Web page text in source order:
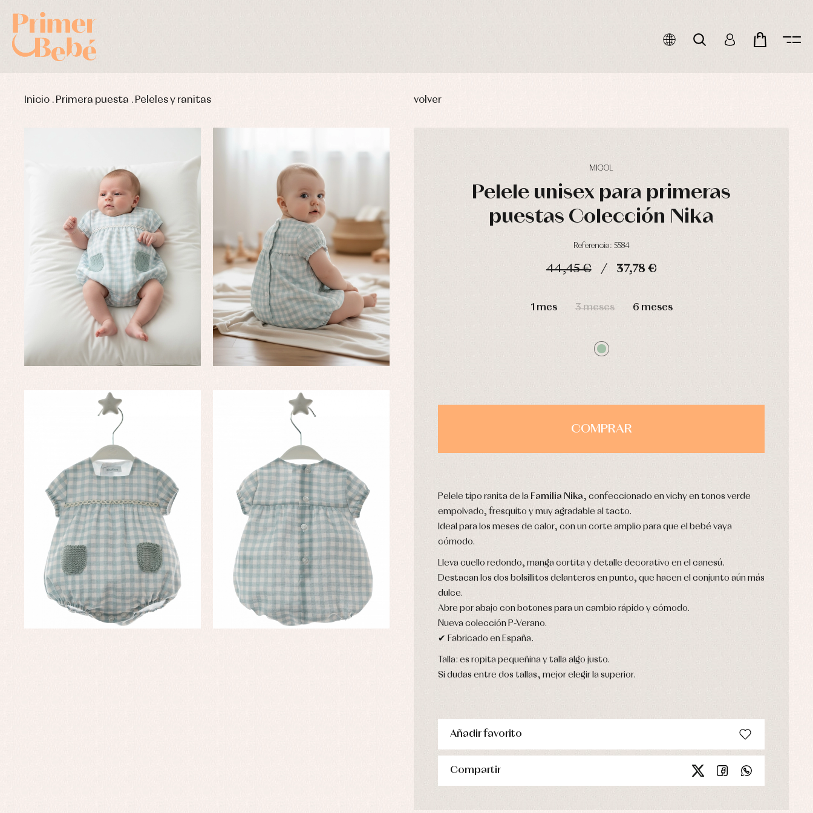
Inicio . Primera puesta . Peleles y ranitas volver
MICOL
Pelele unisex para primeras
puestas Colección Nika
Referencia: 5584
44,45 € 37,78 €
1 mes 3 meses 6 meses
COMPRAR
Pelele tipo ranita de la Familia Nika , confeccionado en vichy en tonos verde
empolvado, fresquito y muy agradable al tacto.
Ideal para los meses de calor, con un corte amplio para que el bebé vaya
cómodo.
Lleva cuello redondo, manga cortita y detalle decorativo en el canesú.
Destacan los dos bolsillitos delanteros en punto, que hacen el conjunto aún más
dulce.
Abre por abajo con botones para un cambio rápido y cómodo.
Nueva colección P-Verano.
✔ Fabricado en España.
Talla: es ropita pequeñina y talla algo justo.
Si dudas entre dos tallas, mejor elegir la superior.
Añadir favorito
Compartir
Complementos de bautizo
Conjuntos
Peleles y ranitas
Conjuntos
Faldones de bebé
Peleles y ranitas
Ropa interior, bodys,
pijamas...
Blusas y camisas
Chaquetas y abrigos
Complementos
Conjuntos
Ropa interior
Vestidos
Accesorios
Arras y fiesta
Blusas y camisas
Chaquetas y jersey
Conjuntos
Ropa de abrigo
Ropa de baño
Ropa interior
Vestidos
Arras y fiesta
Camisas
Conjuntos
Peleles y ranitas
Gorros y capotas